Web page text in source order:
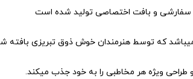
و بافت اختصاصی تولید شده است
میباشد که توسط هنرمندان خوش ذوق تبریزی بافته
طراحی ویژه هر مخاطبی را به خود جذب میکند.